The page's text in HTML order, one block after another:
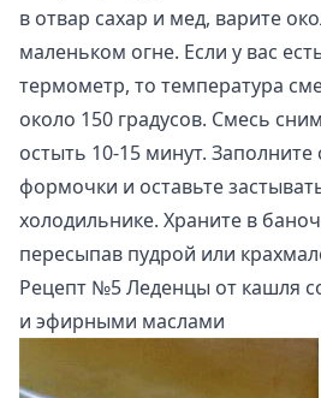
в отвар сахар и мед, варите
маленьком огне. Если у вас
термометр, то температура
около 150 градусов. Смесь
остыть 10-15 минут.
формочки и оставьте
холодильнике. Храните в
пересыпав пудрой или
Рецепт №5 Леденцы от кашля
и эфирными маслами